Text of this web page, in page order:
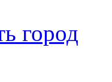
город